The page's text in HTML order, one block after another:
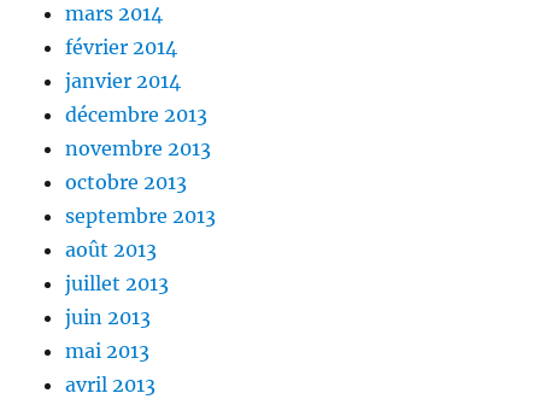
mars 2014
février 2014
janvier 2014
décembre 2013
novembre 2013
octobre 2013
septembre 2013
août 2013
juillet 2013
juin 2013
mai 2013
avril 2013